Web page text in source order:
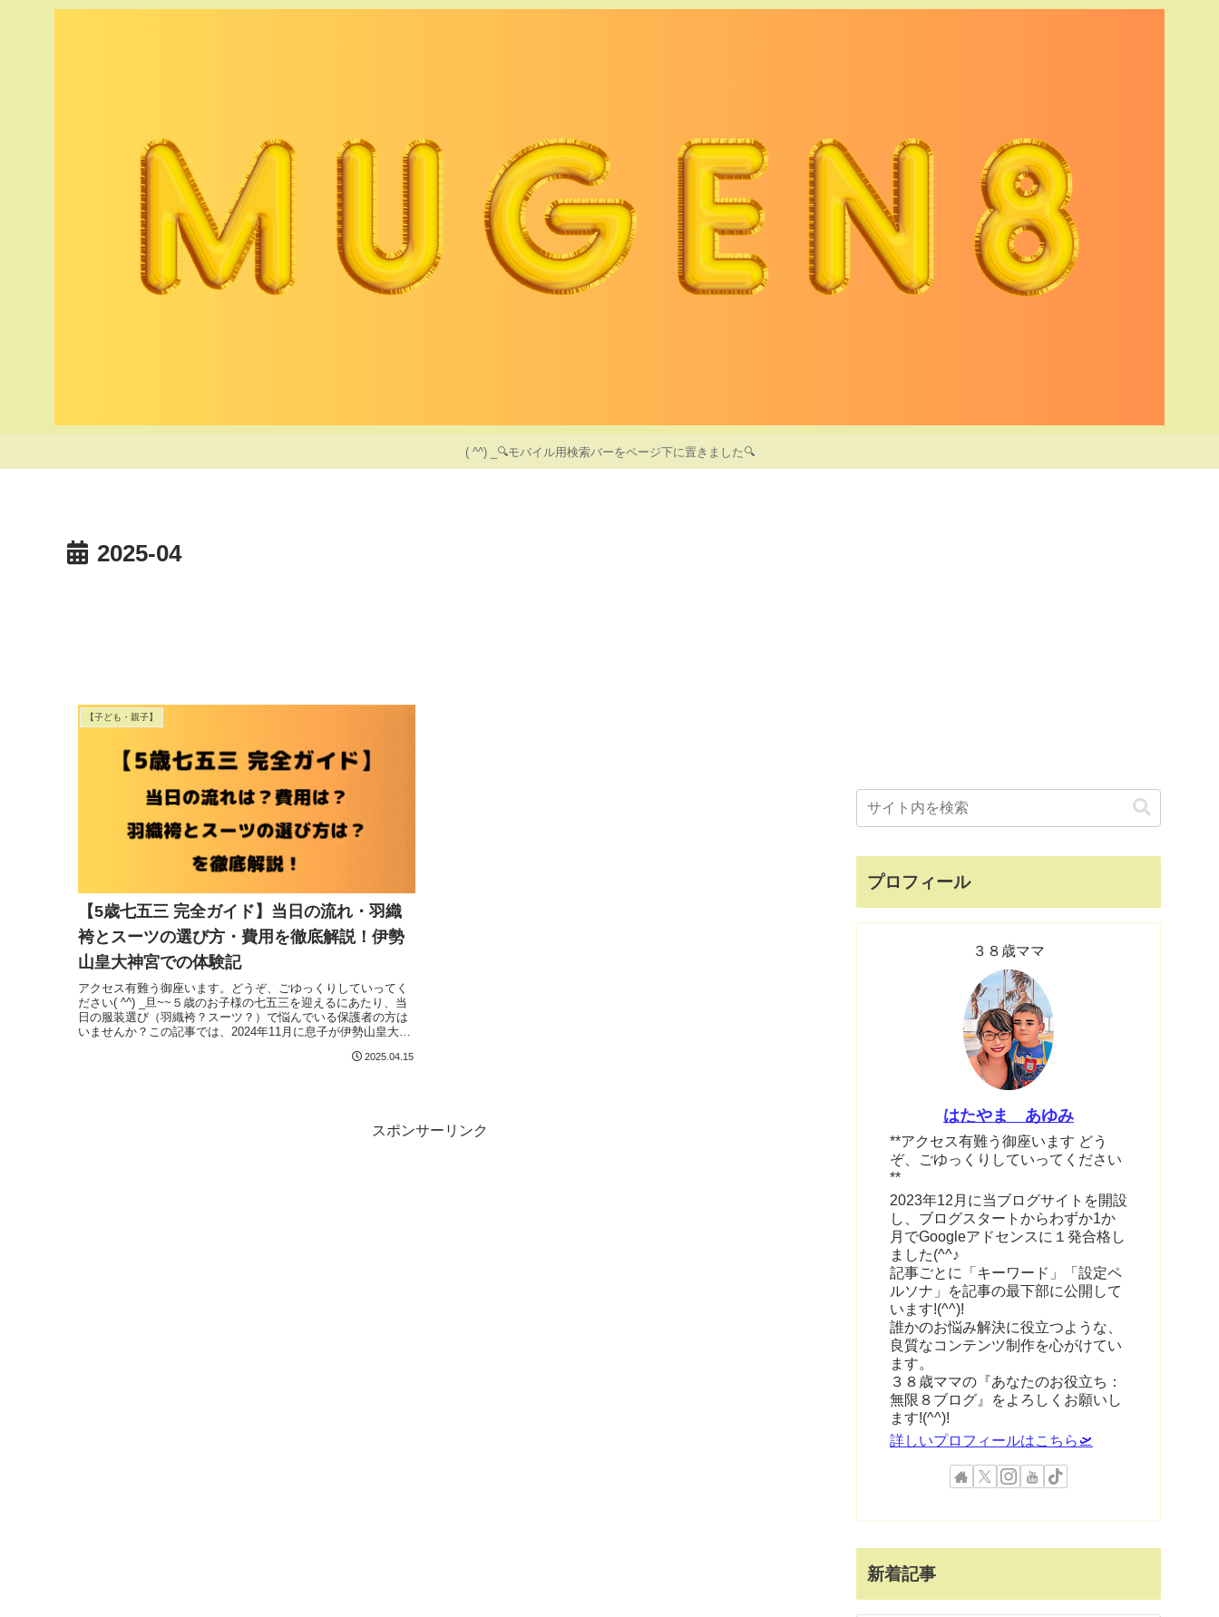
( ^^) _🔍モバイル用検索バーをページ下に置きました🔍
2025-04
【子ども・親子】
【5歳七五三 完全ガイド】当日の流れ・羽織
袴とスーツの選び方・費用を徹底解説！伊勢
山皇大神宮での体験記
アクセス有難う御座います。どうぞ、ごゆっくりしていってく
ださい( ^^) _旦~~５歳のお子様の七五三を迎えるにあたり、当
日の服装選び（羽織袴？スーツ？）で悩んでいる保護者の方は
いませんか？この記事では、2024年11月に息子が伊勢山皇大神
2025.04.15
スポンサーリンク
プロフィール
３８歳ママ
はたやま あゆみ
**アクセス有難う御座います どう
ぞ、ごゆっくりしていってください
**
2023年12月に当ブログサイトを開設
し、ブログスタートからわずか1か
月でGoogleアドセンスに１発合格し
ました(^^♪
記事ごとに「キーワード」「設定ペ
ルソナ」を記事の最下部に公開して
います!(^^)!
誰かのお悩み解決に役立つような、
良質なコンテンツ制作を心がけてい
ます。
３８歳ママの『あなたのお役立ち：
無限８ブログ』をよろしくお願いし
ます!(^^)!
詳しいプロフィールはこちら🛫
新着記事